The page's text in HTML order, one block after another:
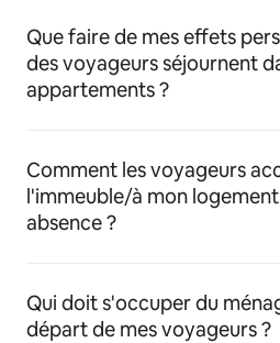
Que faire de mes effets
des voyageurs séjournent
appartements ?
Comment les voyageurs
l'immeuble/à mon
absence ?
Qui doit s'occuper du
départ de mes voyageurs ?